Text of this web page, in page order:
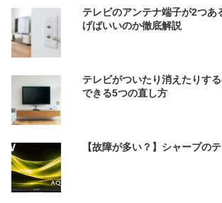
テレビのアンテナ端子が2つあ
げばいいのか徹底解説
テレビがついたり消えたりす
できる5つの直し方
【故障が多い？】シャープの